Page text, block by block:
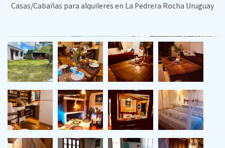
Casas/Cabañas para alquileres en La Pedrera Rocha Uruguay